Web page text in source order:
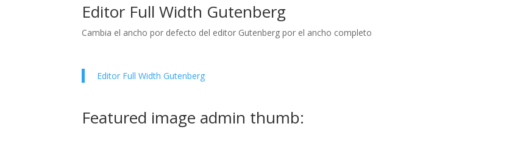
Editor Full Width Gutenberg
Cambia el ancho por defecto del editor Gutenberg por el ancho completo
Editor Full Width Gutenberg
Featured image admin thumb: